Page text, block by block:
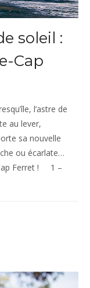
soleil :
Cap
l’astre de
au lever,
sa nouvelle
ou écarlate…
Ferret ! 1 –